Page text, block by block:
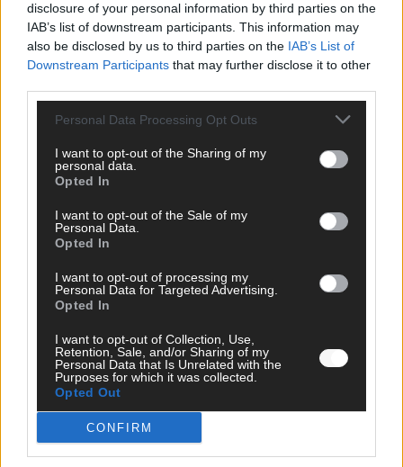
disclosure of your personal information by third parties on the
IAB’s list of downstream participants. This information may
also be disclosed by us to third parties on the IAB’s List of
Downstream Participants that may further disclose it to other
Personal Data Processing Opt Outs
I want to opt-out of the Sharing of my
personal data.
Opted In
I want to opt-out of the Sale of my
Personal Data.
Opted In
I want to opt-out of processing my
Personal Data for Targeted Advertising.
Opted In
I want to opt-out of Collection, Use,
Retention, Sale, and/or Sharing of my
Personal Data that Is Unrelated with the
Purposes for which it was collected.
Opted Out
CONFIRM
DARA gewinnt verdient, Israel beunruhigend –
unser Kommentar zum ESC 2026
KOMMENTAR
KOMMENTAR
aufgestiegen – alle 25 Acts im Kurzcheck
Mai 2026
KOMMENTAR
JJ hat den Abend gerettet – der Rest des ESC-Halbfinales
war solide, aber kein Feuerwerk
Mai 2026
EXTRA
ESC-Halbfinale 2: Das sagen die Wettquoten – vier sicher,
sechs zittern, einer chancenlos!